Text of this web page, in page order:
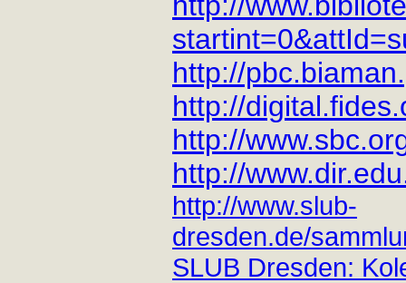
http://
http://
http://
http://
http://www.slub-
dresden.de/
SLUB Dresden: